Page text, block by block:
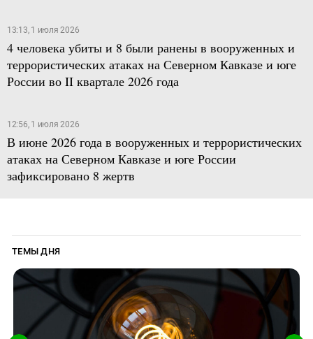
13:13, 1 июля 2026
4 человека убиты и 8 были ранены в вооруженных и
террористических атаках на Северном Кавказе и юге
России во II квартале 2026 года
12:56, 1 июля 2026
В июне 2026 года в вооруженных и террористических
атаках на Северном Кавказе и юге России
зафиксировано 8 жертв
ТЕМЫ ДНЯ